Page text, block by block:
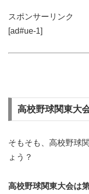
スポンサーリンク
[ad#ue-1]
高校野球関東大
そもそも、高校野球
ょう？
高校野球関東大会は